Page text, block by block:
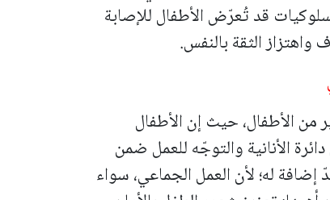
قد تُعرّض الأطفال للإصابة
الثقة بالنفس.
من الأطفال، حيث إن الأطفال
الأنانية والتوجّه للعمل ضمن
له؛ لأن العمل الجماعي، سواء